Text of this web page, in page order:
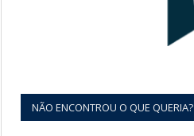
NÃO ENCONTROU O QUE QUERIA?